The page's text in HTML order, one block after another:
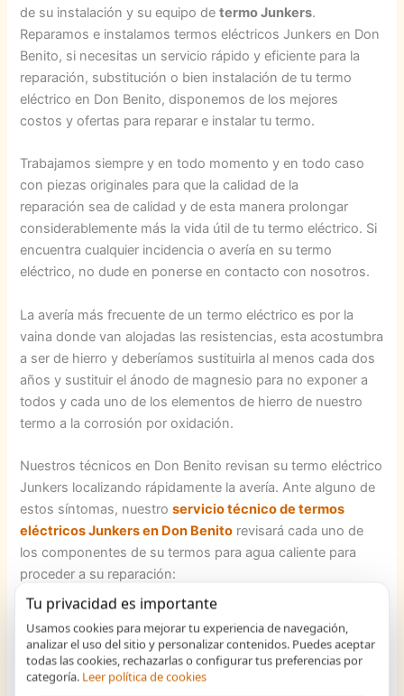
de su instalación y su equipo determo Junkers.
Reparamos e instalamos termos eléctricos Junkers en Don
Benito, si necesitas un servicio rápido y eficiente para la
reparación, substitución o bien instalación de tu termo
eléctrico en Don Benito, disponemos de los mejores
costos y ofertas para reparar e instalar tu termo.
Trabajamos siempre y en todo momento y en todo caso
con piezas originales para que la calidad de la
reparación sea de calidad y de esta manera prolongar
considerablemente más la vida útil de tu termo eléctrico. Si
encuentra cualquier incidencia o avería en su termo
eléctrico, no dude en ponerse en contacto con nosotros.
La avería más frecuente de un termo eléctrico es por la
vaina donde van alojadas las resistencias, esta acostumbra
a ser de hierro y deberíamos sustituirla al menos cada dos
años y sustituir el ánodo de magnesio para no exponer a
todos y cada uno de los elementos de hierro de nuestro
termo a la corrosión por oxidación.
Nuestros técnicos en Don Benito revisan su termo eléctrico
Junkers localizando rápidamente la avería. Ante alguno de
estos síntomas, nuestroservicio técnico de termos
eléctricos Junkers en Don Benito revisará cada uno de
los componentes de su termos para agua caliente para
proceder a su reparación:
funcionamiento
de las tuberías.
El termo hace
Tu privacidad es importante
Usamos cookies para mejorar tu experiencia de navegación,
analizar el uso del sitio y personalizar contenidos. Puedes aceptar
todas las cookies, rechazarlas o configurar tus preferencias por
categoría. Leer política de cookies